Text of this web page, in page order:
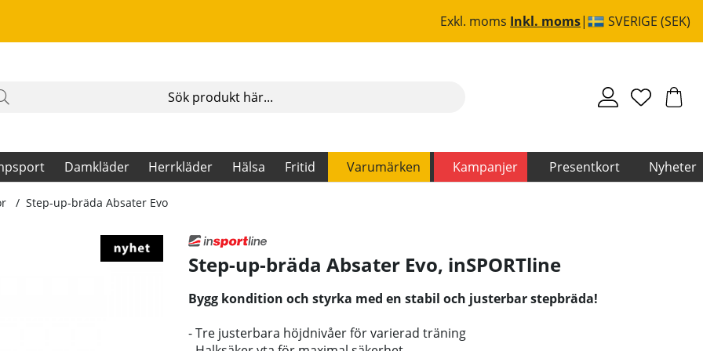
Exkl. moms Inkl. moms SVERIGE (SEK)
Damkläder Herrkläder Hälsa Fritid Varumärken Kampanjer Presentkort Nyheter
Step-up-bräda Absater Evo
Step-up-bräda Absater Evo, inSPORTline
Bygg kondition och styrka med en stabil och justerbar stepbräda!
- Tre justerbara höjdnivåer för varierad träning